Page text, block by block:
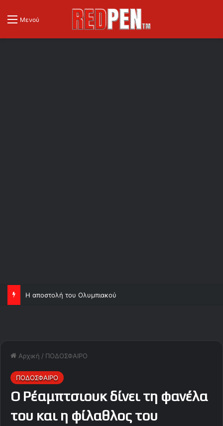
Μενού
Η αποστολή του Ολυμπιακού
Αρχική / ΠΟΔΟΣΦΑΙΡΟ
ΠΟΔΟΣΦΑΙΡΟ
Ο Ρέαμπτσιουκ δίνει τη φανέλα
του και η φίλαθλος του